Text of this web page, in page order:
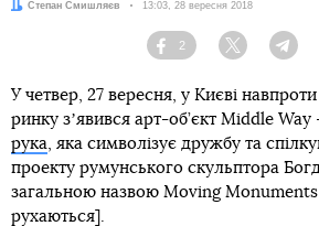
Автор:
Степан Смишляєв Дата:
13:03, 28 вересня 2018
Facebook
2
Twitter
У четвер, 27 вересня, у Києві
ринку зʼявився арт-об’єкт Middle Way
рука, яка символізує дружбу та
проекту румунського скульптора
загальною назвою Moving
рухаються].